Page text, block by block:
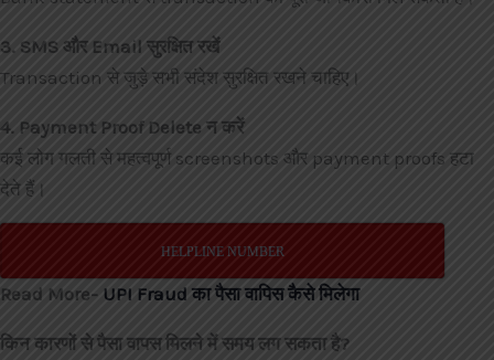
3. SMS और Email सुरक्षित रखें
Transaction से जुड़े सभी संदेश सुरक्षित रखने चाहिए।
4. Payment Proof Delete न करें
कई लोग गलती से महत्वपूर्ण screenshots और payment proofs हटा
देते हैं।
HELPLINE NUMBER
Read More- UPI Fraud का पैसा वापिस कैसे मिलेगा
किन कारणों से पैसा वापस मिलने में समय लग सकता है?